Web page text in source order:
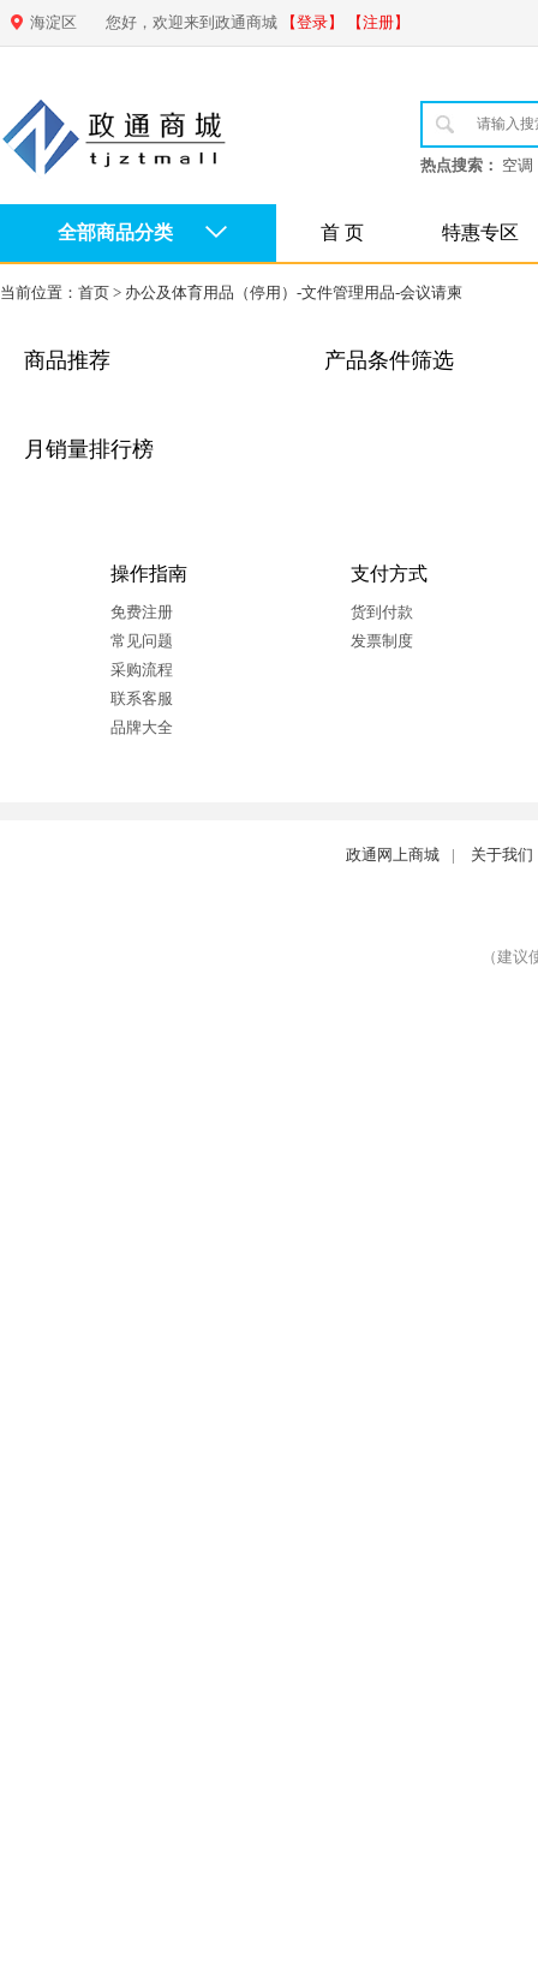
海淀区 您好，欢迎来到政通商城 【登录】 【注册】
热点搜索： 空调
全部商品分类 首 页 特惠专区
当前位置： 首页 > 办公及体育用品（停用）-文件管理用品-会议请柬
商品推荐
月销量排行榜
产品条件筛选
操作指南
免费注册
常见问题
采购流程
联系客服
品牌大全
支付方式
货到付款
发票制度
政通网上商城 | 关于我们
（建